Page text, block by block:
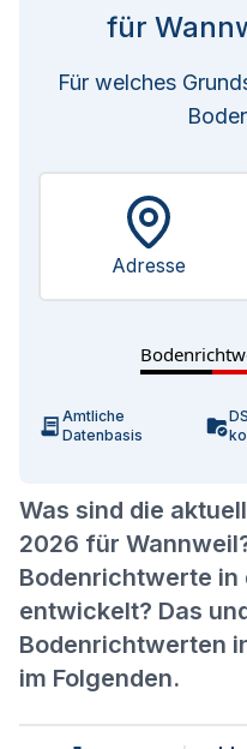
Was sind die
2026 für
Bodenrichtwerte in
entwickelt? Das
Bodenrichtwerten
im Folgenden.
für
Für welches
Adresse
Amtliche
Datenbasis